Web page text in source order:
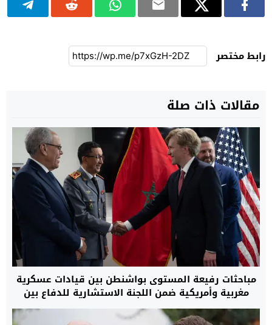
رابط مختصر
مقالات ذات صلة
مباحثات رفيعة المستوى بواشنطن بين قيادات عسكرية
مغربية وأمريكية ضمن اللجنة الاستشارية للدفاع بين
البلدين